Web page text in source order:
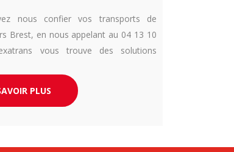
nous confier vos transports de
Brest, en nous appelant au 04 13 10
vous trouve des solutions
PLUS